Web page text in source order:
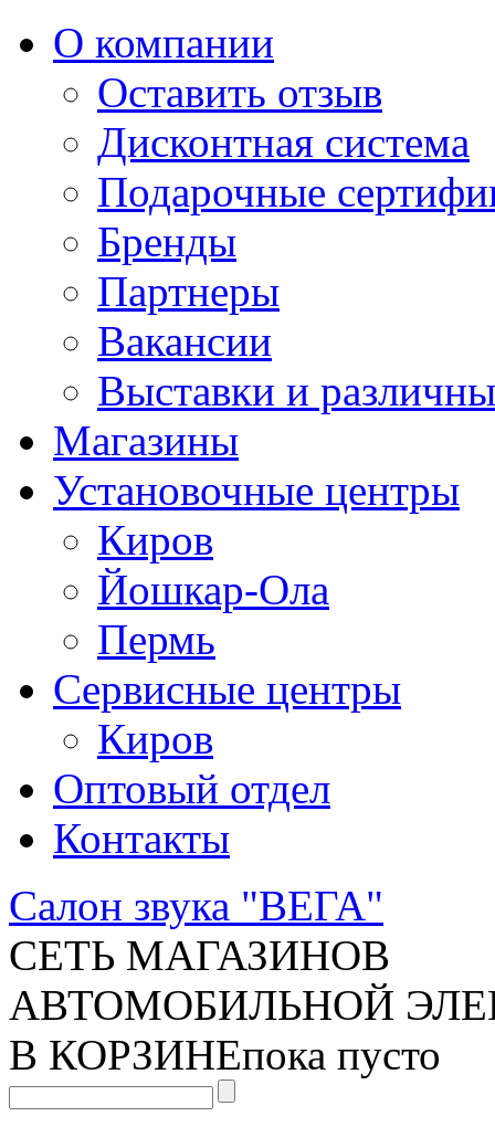
О компании
Оставить отзыв
Дисконтная система
Подарочные
Бренды
Партнеры
Вакансии
Выставки и
Магазины
Установочные центры
Киров
Йошкар-Ола
Пермь
Сервисные центры
Киров
Оптовый отдел
Контакты
Салон звука "ВЕГА"
СЕТЬ МАГАЗИНОВ
АВТОМОБИЛЬНОЙ
В КОРЗИНЕпока пусто